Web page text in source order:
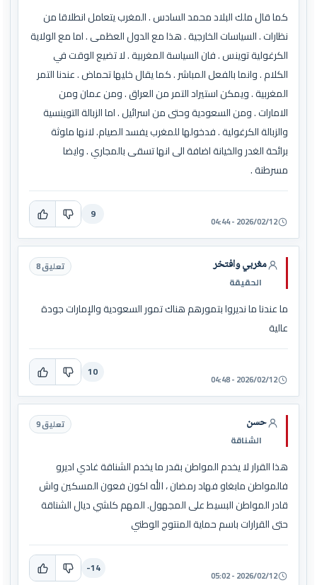
كما قال ملك البلاد محمد السادس . المغرب يتعامل انطلاقا من
نظارات . السياسات الخارجية . هذا مع الدول العظمى . اما مع الولاية
الكرغولية توينس . فان السياسة المغربية . لا تضيع الوقت في
الكلام . وانما بالفعل المباشر . كما يقال خليها تحماض . عندنا التمر
المغربية . ويمكن استيراد التمر من العراق . ومن عمان ومن
الامارات . ومن السعودية وحتى من اسرائيل . اما الزبالة التوينسية
والزبالة الكرغولية . فدخولها للمغرب يفسد الصيام. لانها ملوثة
برائحة الغدر والخيانة اضافة الى انها تسقى بالمجاري . وايضا
مسرطنة .
2026/02/12 - 04:44
9
مغربي وافتخر
الحقيقة
تعليق 8
ما عندنا ما نديروا بتمورهم هناك تمور السعودية والإمارات جودة
عالية
2026/02/12 - 04:48
10
حسن
الشناقة
تعليق 9
هذا القرار لا يخدم المواطن بقدر ما يخدم الشناقة غادي اديرو
فالمواطن مابغاو فهاد رمضان ، الله اكون فعون المسكين واش
قادر المواطن البسيط على المجهول. المهم كلشي ديال الشناقة
حتى القرارات باسم حماية المنتوج الوطني
2026/02/12 - 05:02
-14